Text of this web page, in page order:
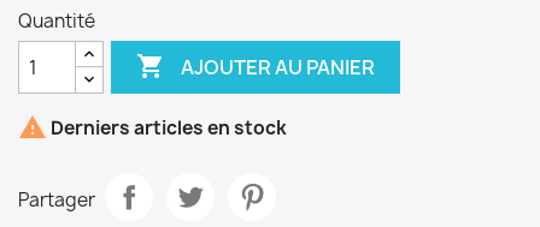
Quantité
 AJOUTER AU PANIER
 Derniers articles en stock
Partager